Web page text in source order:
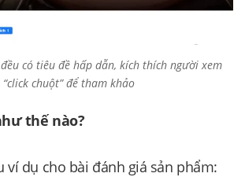
có tiêu đề hấp dẫn, kích thích người xem
“click chuột” để tham khảo
thế nào?
ví dụ cho bài đánh giá sản phẩm: